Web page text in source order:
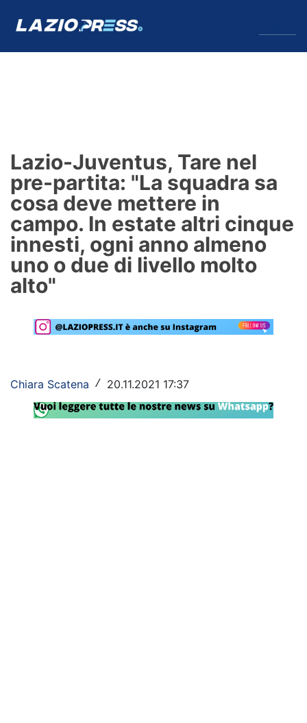
Formello
Infortuni
Primavera
Calciomercato
Lazio Women
Rassegna Lazio
Calcio
Serie A
Lazio-Juventus, Tare nel
pre-partita: "La squadra sa
cosa deve mettere in
campo. In estate altri cinque
innesti, ogni anno almeno
uno o due di livello molto
alto"
Chiara Scatena / 20.11.2021 17:37